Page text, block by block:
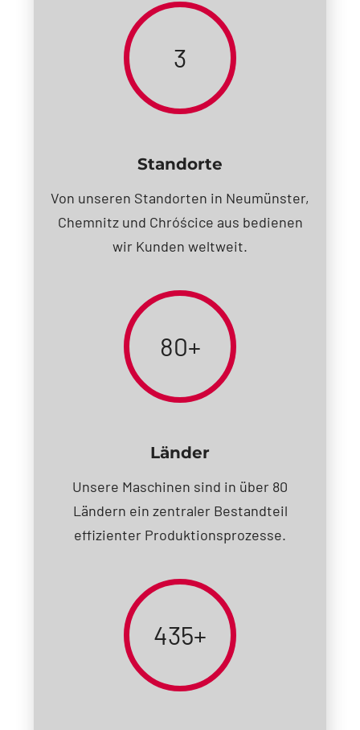
3
Standorte
Von unseren Standorten in Neumünster,
Chemnitz und Chróścice aus bedienen
wir Kunden weltweit.
80+
Länder
Unsere Maschinen sind in über 80
Ländern ein zentraler Bestandteil
effizienter Produktionsprozesse.
435+